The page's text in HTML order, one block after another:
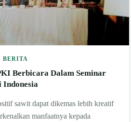
BERITA
Berbicara Dalam Seminar
Indonesia
sawit dapat dikemas lebih kreatif
manfaatnya kepada